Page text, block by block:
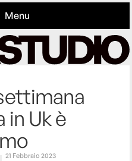
Menu
in Uk è
21 Febbraio 2023